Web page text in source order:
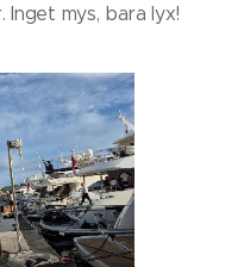
Inget mys, bara lyx!